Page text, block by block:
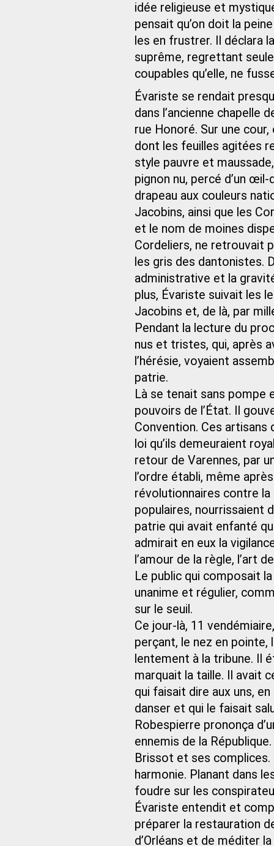
idée religieuse et
pensait qu’on doit la
les en frustrer. Il déclara
suprême, regrettant
coupables qu’elle, ne
Évariste se rendait
dans l’ancienne chapelle
rue Honoré. Sur une
dont les feuilles agitées
style pauvre et
pignon nu, percé d’un
drapeau aux couleurs
Jacobins, ainsi que les
et le nom de moines
Cordeliers, ne retrouvait
les gris des dantonistes.
administrative et la
plus, Évariste suivait les
Jacobins et, de là, par
Pendant la lecture du
nus et tristes, qui, après
l’hérésie, voyaient
patrie.
Là se tenait sans pompe
pouvoirs de l’État. Il
Convention. Ces artisans
loi qu’ils demeuraient
retour de Varennes, par
l’ordre établi, même
révolutionnaires contre
populaires, nourrissaient
patrie qui avait enfanté
admirait en eux la
l’amour de la règle, l’art
Le public qui composait
unanime et régulier,
sur le seuil.
Ce jour-là, 11
perçant, le nez en pointe,
lentement à la tribune. Il
marquait la taille. Il avait
qui faisait dire aux uns,
danser et qui le faisait
Robespierre prononça
ennemis de la
Brissot et ses complices.
harmonie. Planant dans
foudre sur les
Évariste entendit et
préparer la restauration
d’Orléans et de méditer